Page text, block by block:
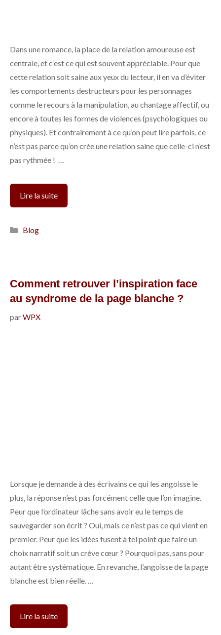
Dans une romance, la place de la relation amoureuse est
centrale, et c’est ce qui est souvent appréciable. Pour que
cette relation soit saine aux yeux du lecteur, il en va d’éviter
les comportements destructeurs pour les personnages
comme le recours à la manipulation, au chantage affectif, ou
encore à toutes les formes de violences (psychologiques ou
physiques). Et contrairement à ce qu’on peut lire parfois, ce
n’est pas parce qu’on crée une relation saine que celle-ci n’est
pas rythmée ! …
Lire la suite3
conseils
rythmée
relations
Catégories
Blog
Comment retrouver l’inspiration face
au syndrome de la page blanche ?
parWPX
Lorsque je demande à des écrivains ce qui les angoisse le
plus, la réponse n’est pas forcément celle que l’on imagine.
Peur que l’ordinateur lâche sans avoir eu le temps de
sauvegarder son écrit ? Oui, mais ce n’est pas ce qui vient en
premier. Peur que les idées fusent à tel point que faire un
choix narratif soit un crève cœur ? Pourquoi pas, sans pour
autant être systématique. En revanche, l’angoisse de la page
blanche est bien réelle. …
Lire la suiteComment
retrouver